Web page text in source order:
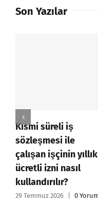
Son Yazılar
Kısmi süreli iş
sözleşmesi ile
çalışan işçinin yıllık
ücretli izni nasıl
kullandırılır?
29 Temmuz 2026 0 Yorum